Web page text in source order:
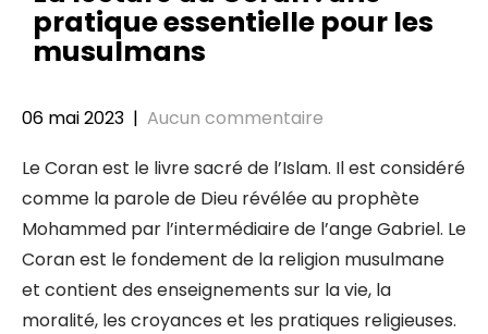
pratique essentielle pour les
musulmans
06 mai 2023 | Aucun commentaire
Le Coran est le livre sacré de l’Islam. Il est considéré
comme la parole de Dieu révélée au prophète
Mohammed par l’intermédiaire de l’ange Gabriel. Le
Coran est le fondement de la religion musulmane
et contient des enseignements sur la vie, la
moralité, les croyances et les pratiques religieuses.